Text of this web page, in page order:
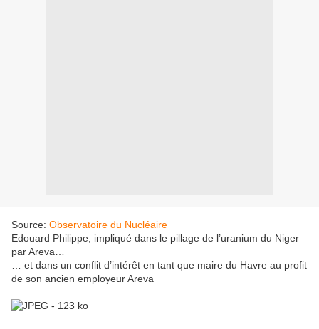
Source: Observatoire du Nucléaire
Edouard Philippe, impliqué dans le pillage de l’uranium du Niger
par Areva…
… et dans un conflit d’intérêt en tant que maire du Havre au profit
de son ancien employeur Areva